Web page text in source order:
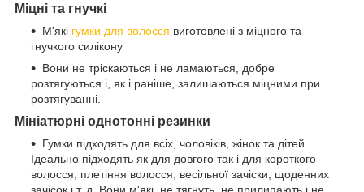
Міцні та гнучкі
М'які гумки для волосся виготовлені з міцного та
гнучкого силікону
Вони не тріскаються і не ламаються, добре
розтягуються і, як і раніше, залишаються міцними при
розтягуванні.
Мініатюрні однотонні резинки
Гумки підходять для всіх, чоловіків, жінок та дітей.
Ідеально підходять як для довгого так і для короткого
волосся, плетіння волосся, весільної зачіски, щоденних
зачісок і т. д. Вони м'які, не тягнуть, не прилипають і не